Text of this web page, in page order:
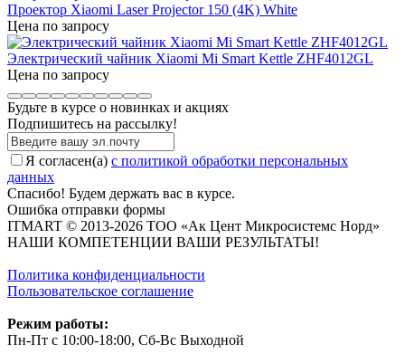
Проектор Xiaomi Laser Projector 150 (4K) White
Цена по запросу
Электрический чайник Xiaomi Mi Smart Kettle ZHF4012GL
Цена по запросу
Будьте в курсе о новинках и акциях
Подпишитесь на рассылкy!
Я согласен(a) с политикой обработки персональных
данных
Спасибо! Будем держать вас в курсе.
Ошибка отправки формы
ITMART © 2013-2026 ТОО «Ак Цент Микросистемс Норд»
НАШИ КОМПЕТЕНЦИИ ВАШИ РЕЗУЛЬТАТЫ!
Политика конфиденциальности
Пользовательское соглашение
Режим работы:
Пн-Пт с 10:00-18:00, Сб-Вс Выходной